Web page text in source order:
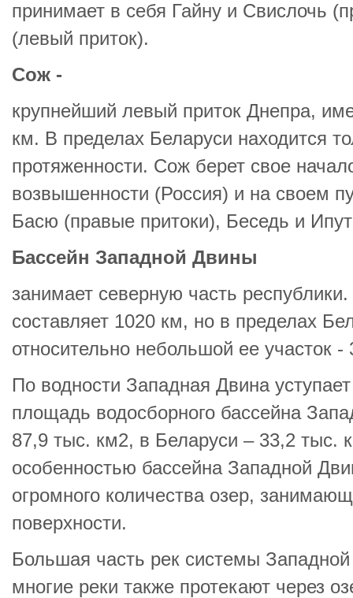
принимает в себя Гайну и Свислочь
(левый приток).
Сож -
крупнейший левый приток Днепра,
км. В пределах Беларуси находится
протяженности. Сож берет свое
возвышенности (Россия) и на своем
Басю (правые притоки), Беседь и
Бассейн Западной Двины
занимает северную часть
составляет 1020 км, но в пределах
относительно небольшой ее участок -
По водности Западная Двина
площадь водосборного бассейна
87,9 тыс. км2, в Беларуси – 33,2 тыс.
особенностью бассейна Западной
огромного количества озер,
поверхности.
Большая часть рек системы
многие реки также протекают через